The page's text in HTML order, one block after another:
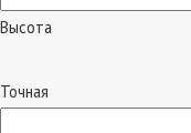
Высота
Точная